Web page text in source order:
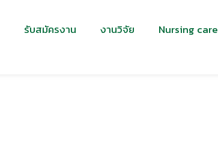
รับสมัครงาน งานวิจัย Nursing care